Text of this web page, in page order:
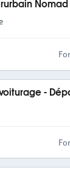
Nomad
-